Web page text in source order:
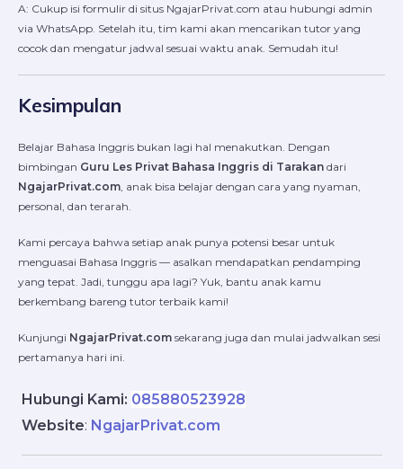
A: Cukup isi formulir di situs NgajarPrivat.com atau hubungi admin
via WhatsApp. Setelah itu, tim kami akan mencarikan tutor yang
cocok dan mengatur jadwal sesuai waktu anak. Semudah itu!
Kesimpulan
Belajar Bahasa Inggris bukan lagi hal menakutkan. Dengan
bimbingan Guru Les Privat Bahasa Inggris di Tarakan dari
NgajarPrivat.com , anak bisa belajar dengan cara yang nyaman,
personal, dan terarah.
Kami percaya bahwa setiap anak punya potensi besar untuk
menguasai Bahasa Inggris — asalkan mendapatkan pendamping
yang tepat. Jadi, tunggu apa lagi? Yuk, bantu anak kamu
berkembang bareng tutor terbaik kami!
Kunjungi NgajarPrivat.com sekarang juga dan mulai jadwalkan sesi
pertamanya hari ini.
Hubungi Kami: 085880523928
Website: NgajarPrivat.com